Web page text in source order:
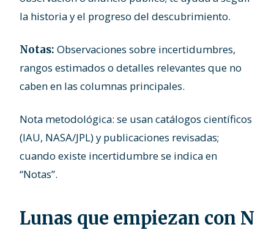
la historia y el progreso del descubrimiento.
Notas: Observaciones sobre incertidumbres,
rangos estimados o detalles relevantes que no
caben en las columnas principales.
Nota metodológica: se usan catálogos científicos
(IAU, NASA/JPL) y publicaciones revisadas;
cuando existe incertidumbre se indica en
“Notas”.
Lunas que empiezan con N